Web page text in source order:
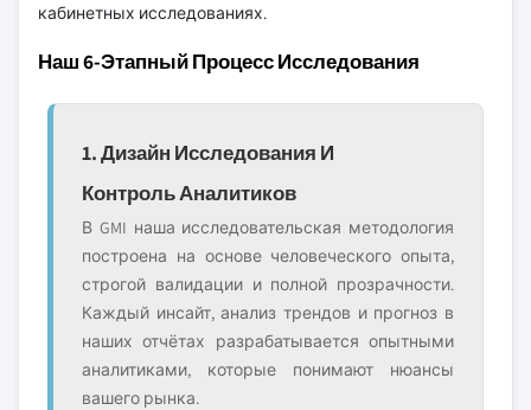
кабинетных исследованиях.
Наш 6-Этапный Процесс Исследования
1. Дизайн Исследования И
Контроль Аналитиков
В GMI наша исследовательская методология
построена на основе человеческого опыта,
строгой валидации и полной прозрачности.
Каждый инсайт, анализ трендов и прогноз в
наших отчётах разрабатывается опытными
аналитиками, которые понимают нюансы
вашего рынка.